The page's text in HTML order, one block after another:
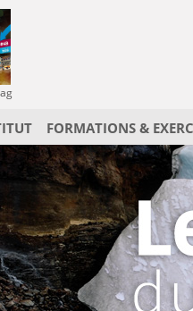
FORMATIONS &